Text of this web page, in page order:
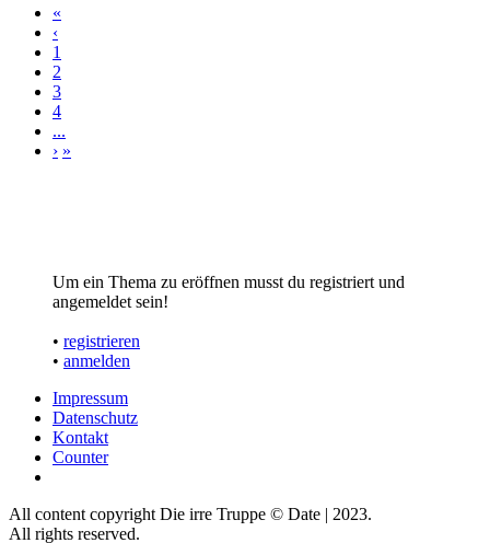
«
‹
1
2
3
4
...
› »
Um ein Thema zu eröffnen musst du registriert und
angemeldet sein!
• registrieren
• anmelden
Impressum
Datenschutz
Kontakt
Counter
All content copyright Die irre Truppe © Date | 2023.
All rights reserved.